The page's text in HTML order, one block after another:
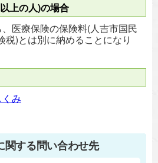
上の人)の場合
医療保険の保険料(人吉市国民
税)とは別に納めることになり
み
関する問い合わせ先